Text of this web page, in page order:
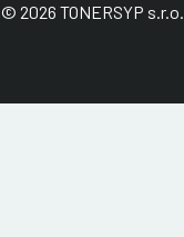
© 2026 TONERSYP s.r.o.